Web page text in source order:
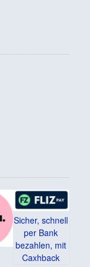
Sicher, schnell
per Bank
bezahlen, mit
Caxhback